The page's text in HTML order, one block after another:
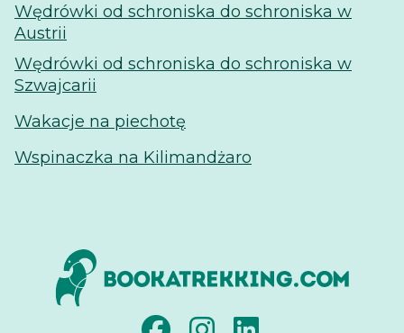
Wędrówki od schroniska do schroniska w
Austrii
Wędrówki od schroniska do schroniska w
Szwajcarii
Wakacje na piechotę
Wspinaczka na Kilimandżaro